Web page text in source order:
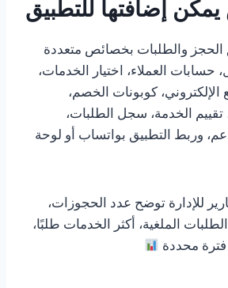
إضافتها للتطبيق
والطلبات بخصائص متعددة
العملاء، اختيار الخدمات،
الإلكتروني، كوبونات الخصم،
تقييم الخدمة، سجل الطلبات،
وربط التطبيق بواتساب أو لوحة
للإدارة توضح عدد الحجوزات،
الملغية، أكثر الخدمات طلبًا،
فترة محددة